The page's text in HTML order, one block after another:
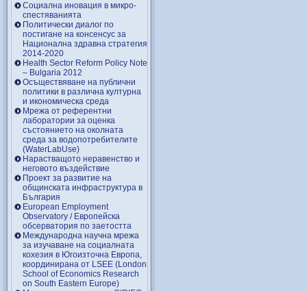
Социална иновация в микро-
спестяванията
Политически диалог по
постигане на консенсус за
Национална здравна стратегия
2014-2020
Health Sector Reform Policy Note
– Bulgaria 2012
Осъществяване на публични
политики в различна културна
и икономическа среда
Мрежа от референтни
лаборатории за оценка
състоянието на околната
среда за водопотребителите
(WaterLabUse)
Нарастващото неравенство и
неговото въздействие
Проект за развитие на
общинската инфраструктура в
България
European Employment
Observatory / Европейска
обсерватория по заетостта
Международна научна мрежа
за изучаване на социалната
кохезия в Югоизточна Европа,
координирана от LSEE (London
School of Economics Research
on South Eastern Europe)